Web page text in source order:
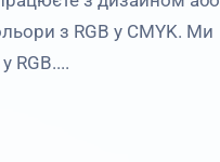
з RGB у CMYK. Ми
RGB....